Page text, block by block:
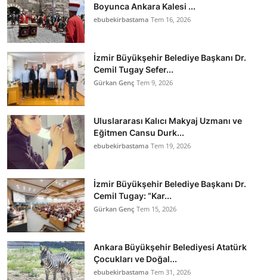
Boyunca Ankara Kalesi ...
ebubekirbastama Tem 16, 2026
İzmir Büyükşehir Belediye Başkanı Dr.
Cemil Tugay Sefer...
Gürkan Genç Tem 9, 2026
Uluslararası Kalıcı Makyaj Uzmanı ve
Eğitmen Cansu Durk...
ebubekirbastama Tem 19, 2026
İzmir Büyükşehir Belediye Başkanı Dr.
Cemil Tugay: “Kar...
Gürkan Genç Tem 15, 2026
Ankara Büyükşehir Belediyesi Atatürk
Çocukları ve Doğal...
ebubekirbastama Tem 31, 2026